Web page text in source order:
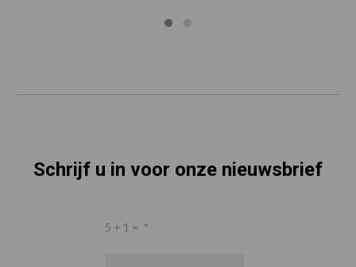
Schrijf u in voor onze nieuwsbrief
5 + 1 = *